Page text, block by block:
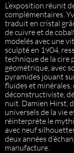
L’exposition réunit
complémentaires.
traduit en cristal
de cuivre et de
modelés avec une
sculpté en 1904,
technique de la cire
géométrique, avec
pyramides jouant
fluides et
déconstructiviste,
nuit. Damien Hirst,
universels de la vie
réinterprète le
avec neuf
deux années
manufacture.